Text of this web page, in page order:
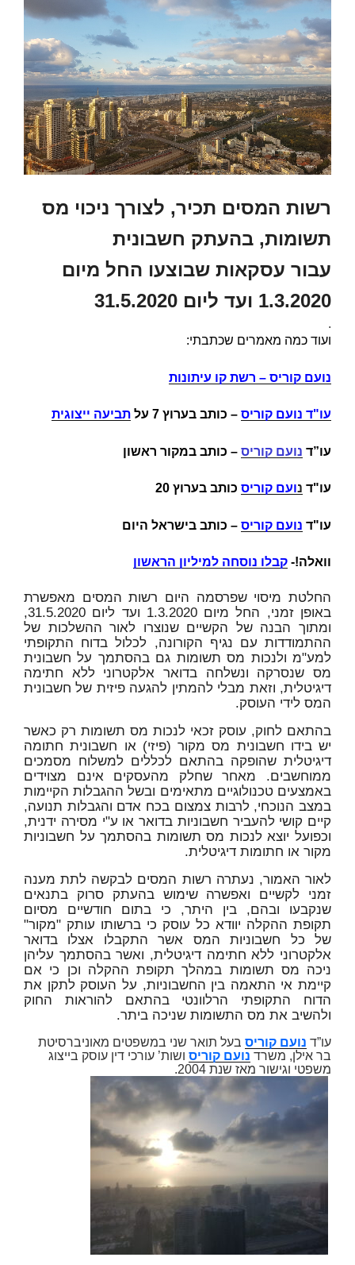
רשות המסים תכיר, לצורך ניכוי מס
תשומות, בהעתק חשבונית
עבור עסקאות שבוצעו החל מיום
1.3.2020 ועד ליום 31.5.2020
.
ועוד כמה מאמרים שכתבתי:
נועם קוריס – רשת קו עיתונות
עו"ד נועם קוריס – כותב בערוץ 7 על תביעה ייצוגית
עו”ד נועם קוריס – כותב במקור ראשון
עו"ד נועם קוריס כותב בערוץ 20
עו"ד נועם קוריס – כותב בישראל היום
וואלה!- קבלו נוסחה למיליון הראשון
החלטת מיסוי שפרסמה היום רשות המסים מאפשרת
באופן זמני, החל מיום 1.3.2020 ועד ליום 31.5.2020,
ומתוך הבנה של הקשיים שנוצרו לאור ההשלכות של
ההתמודדות עם נגיף הקורונה, לכלול בדוח התקופתי
למע"מ ולנכות מס תשומות גם בהסתמך על חשבונית
מס שנסרקה ונשלחה בדואר אלקטרוני ללא חתימה
דיגיטלית, וזאת מבלי להמתין להגעה פיזית של חשבונית
המס לידי העוסק.
בהתאם לחוק, עוסק זכאי לנכות מס תשומות רק כאשר
יש בידו חשבונית מס מקור (פיזי) או חשבונית חתומה
דיגיטלית שהופקה בהתאם לכללים למשלוח מסמכים
ממוחשבים. מאחר שחלק מהעסקים אינם מצוידים
באמצעים טכנולוגיים מתאימים ובשל ההגבלות הקיימות
במצב הנוכחי, לרבות צמצום בכח אדם והגבלות תנועה,
קיים קושי להעביר חשבוניות בדואר או ע"י מסירה ידנית,
וכפועל יוצא לנכות מס תשומות בהסתמך על חשבוניות
מקור או חתומות דיגיטלית.
לאור האמור, נעתרה רשות המסים לבקשה לתת מענה
זמני לקשיים ואפשרה שימוש בהעתק סרוק בתנאים
שנקבעו ובהם, בין היתר, כי בתום חודשיים מסיום
תקופת ההקלה יוודא כל עוסק כי ברשותו עותק "מקור"
של כל חשבוניות המס אשר התקבלו אצלו בדואר
אלקטרוני ללא חתימה דיגיטלית, ואשר בהסתמך עליהן
ניכה מס תשומות במהלך תקופת ההקלה וכן כי אם
קיימת אי התאמה בין החשבוניות, על העוסק לתקן את
הדוח התקופתי הרלוונטי בהתאם להוראות החוק
ולהשיב את מס התשומות שניכה ביתר.
עו”ד נועם קוריס בעל תואר שני במשפטים מאוניברסיטת
בר אילן, משרד נועם קוריס ושות’ עורכי דין עוסק בייצוג
משפטי וגישור מאז שנת 2004.